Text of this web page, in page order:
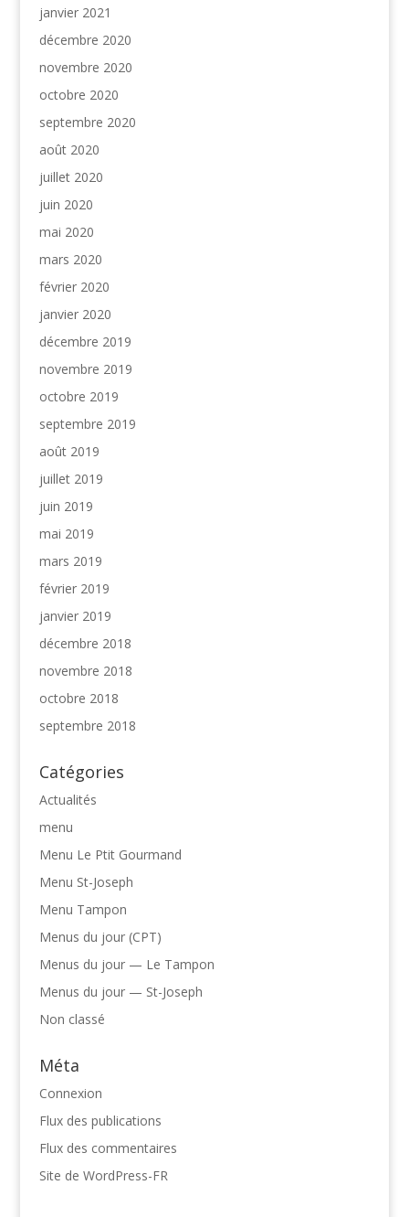
janvier 2021
décembre 2020
novembre 2020
octobre 2020
septembre 2020
août 2020
juillet 2020
juin 2020
mai 2020
mars 2020
février 2020
janvier 2020
décembre 2019
novembre 2019
octobre 2019
septembre 2019
août 2019
juillet 2019
juin 2019
mai 2019
mars 2019
février 2019
janvier 2019
décembre 2018
novembre 2018
octobre 2018
septembre 2018
Catégories
Actualités
menu
Menu Le Ptit Gourmand
Menu St-Joseph
Menu Tampon
Menus du jour (CPT)
Menus du jour — Le Tampon
Menus du jour — St-Joseph
Non classé
Méta
Connexion
Flux des publications
Flux des commentaires
Site de WordPress-FR